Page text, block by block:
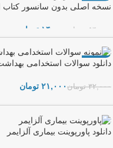
-74%
نسخه اصلی بدون سانسور کتاب
۵۴,۰۰۰ تومان ۱۴,۰۰۰ تومان
افزودن به سبد خرید
-34%
دانلود سوالات استخدامی
۳۲,۰۰۰ تومان۲۱,۰۰۰ تومان
دانلود پاورپوینت بیماری آلزایمر